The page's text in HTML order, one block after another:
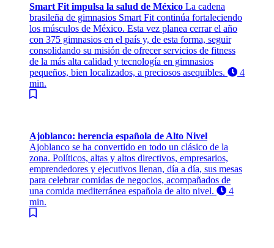
Smart Fit impulsa la salud de México La cadena
brasileña de gimnasios Smart Fit continúa fortaleciendo
los músculos de México. Esta vez planea cerrar el año
con 375 gimnasios en el país y, de esta forma, seguir
consolidando su misión de ofrecer servicios de fitness
de la más alta calidad y tecnología en gimnasios
pequeños, bien localizados, a preciosos asequibles.
4
min.
Ajoblanco: herencia española de Alto Nivel
Ajoblanco se ha convertido en todo un clásico de la
zona. Políticos, altas y altos directivos, empresarios,
emprendedores y ejecutivos llenan, día a día, sus mesas
para celebrar comidas de negocios, acompañados de
una comida mediterránea española de alto nivel.
4
min.